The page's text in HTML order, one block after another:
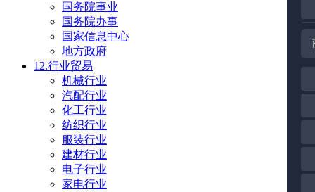
国务院事业
国务院办事
国家信息中心
地方政府
12.行业贸易
机械行业
汽配行业
化工行业
纺织行业
服装行业
建材行业
电子行业
家电行业